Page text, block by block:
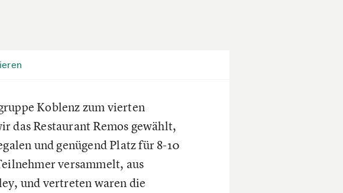
Koblenz zum vierten
das Restaurant Remos gewählt,
und genügend Platz für 8-10
versammelt, aus
und vertreten waren die